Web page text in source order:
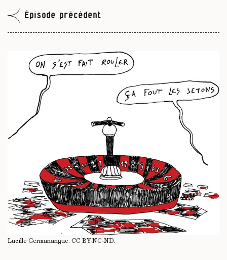
Épisode précédent
Lucille Germanangue. CC BY-NC-ND.